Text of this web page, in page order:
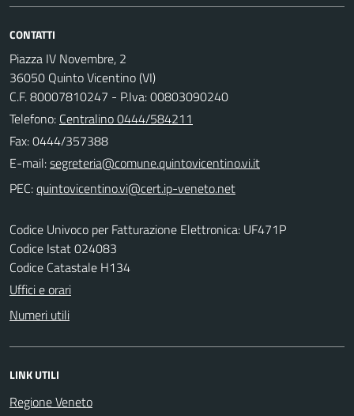
CONTATTI
Piazza IV Novembre, 2
36050 Quinto Vicentino (VI)
C.F. 80007810247 - P.Iva: 00803090240
Telefono: Centralino 0444/584211
Fax: 0444/357388
E-mail:
PEC:
Codice Univoco per Fatturazione Elettronica: UF471P
Codice Istat 024083
Codice Catastale H134
Uffici e orari
Numeri utili
LINK UTILI
Regione Veneto